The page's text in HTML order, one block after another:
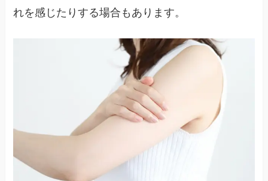
れを感じたりする場合もあります。